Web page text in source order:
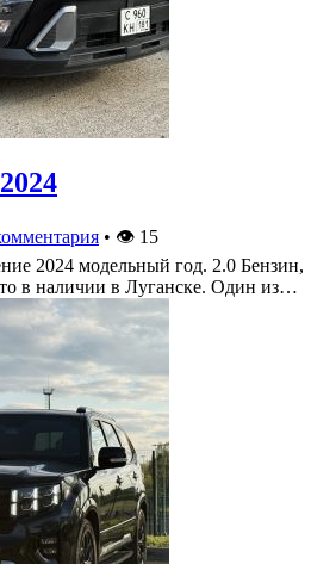
• 👁 15
2024 модельный год. 2.0 Бензин,
в наличии в Луганске. Один из…